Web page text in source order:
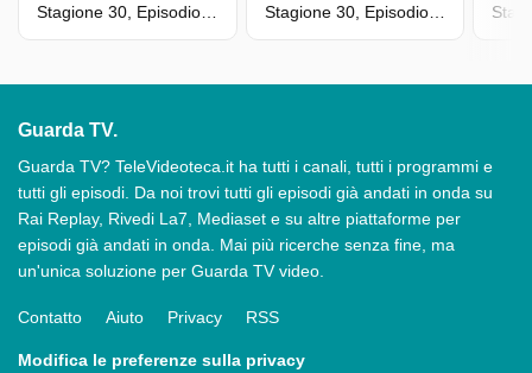
Stagione 30, Episodio 6889
Guarda TV.
Guarda TV? TeleVideoteca.it ha tutti i canali, tutti i programmi e
tutti gli episodi. Da noi trovi tutti gli episodi già andati in onda su
Rai Replay, Rivedi La7, Mediaset e su altre piattaforme per
episodi già andati in onda. Mai più ricerche senza fine, ma
un'unica soluzione per Guarda TV video.
Contatto Aiuto Privacy RSS
Modifica le preferenze sulla privacy